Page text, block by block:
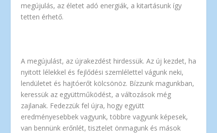
megújulás, az életet adó energiák, a kitartásunk így
tetten érhető.
A megújulást, az újrakezdést hirdessük. Az új kezdet, ha
nyitott lélekkel és fejlődési szemlélettel vágunk neki,
lendületet és hajtóerőt kölcsönöz. Bízzunk magunkban,
keressük az együttműködést, a változások még
zajlanak. Fedezzük fel újra, hogy együtt
eredményesebbek vagyunk, többre vagyunk képesek,
van bennünk erőnlét, tisztelet önmagunk és mások